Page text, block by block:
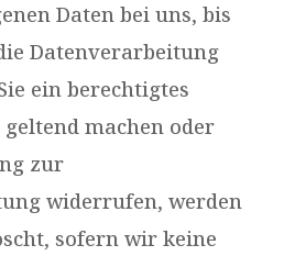
Daten bei uns, bis
Datenverarbeitung
ein berechtigtes
machen oder
zur
widerrufen, werden
sofern wir keine